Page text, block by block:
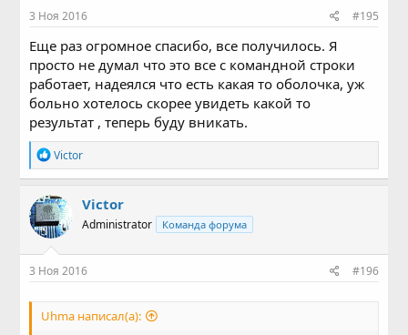
3 Ноя 2016
#195
Еще раз огромное спасибо, все получилось. Я
просто не думал что это все с командной строки
работает, надеялся что есть какая то оболочка, уж
больно хотелось скорее увидеть какой то
результат , теперь буду вникать.
Р
е
а
к
ц
и
и
:
Victor
Victor
Administrator Команда форума
3 Ноя 2016 #196
Uhma написал(а):